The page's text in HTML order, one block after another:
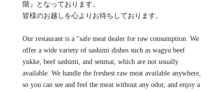
階』となっております。
皆様のお越しを心よりお待ちしております。
Our restaurant is a "safe meat dealer for raw consumption. We
offer a wide variety of sashimi dishes such as wagyu beef
yukke, beef sashimi, and senmai, which are not usually
available. We handle the freshest raw meat available anywhere,
so you can see and feel the meat without any odor, and enjoy a